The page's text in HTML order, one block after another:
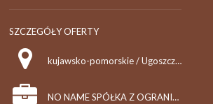
SZCZEGÓŁY OFERTY
kujawsko-pomorskie / Ugoszcz (pow. rypiński, gm. Brzuze), Ugoszcz
NO NAME SPÓŁKA Z OGRANICZONĄ ODPOWIEDZIALNOŚCIĄ